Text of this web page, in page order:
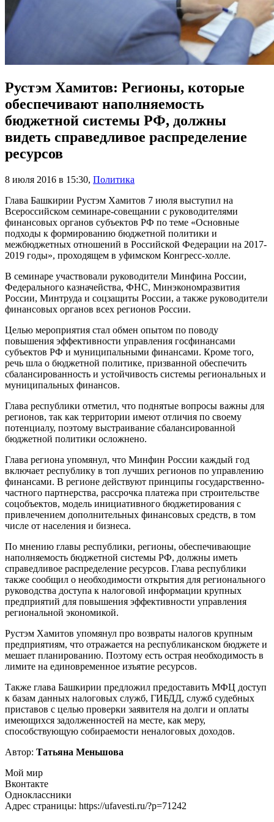
Рустэм Хамитов: Регионы, которые
обеспечивают наполняемость
бюджетной системы РФ, должны
видеть справедливое распределение
ресурсов
8 июля 2016 в 15:30, Политика
Глава Башкирии Рустэм Хамитов 7 июля выступил на
Всероссийском семинаре-совещании с руководителями
финансовых органов субъектов РФ по теме «Основные
подходы к формированию бюджетной политики и
межбюджетных отношений в Российской Федерации на 2017-
2019 годы», проходящем в уфимском Конгресс-холле.
В семинаре участвовали руководители Минфина России,
Федерального казначейства, ФНС, Минэкономразвития
России, Минтруда и соцзащиты России, а также руководители
финансовых органов всех регионов России.
Целью мероприятия стал обмен опытом по поводу
повышения эффективности управления госфинансами
субъектов РФ и муниципальными финансами. Кроме того,
речь шла о бюджетной политике, призванной обеспечить
сбалансированность и устойчивость системы региональных и
муниципальных финансов.
Глава республики отметил, что поднятые вопросы важны для
регионов, так как территории имеют отличия по своему
потенциалу, поэтому выстраивание сбалансированной
бюджетной политики осложнено.
Глава региона упомянул, что Минфин России каждый год
включает республику в топ лучших регионов по управлению
финансами. В регионе действуют принципы государственно-
частного партнерства, рассрочка платежа при строительстве
соцобъектов, модель инициативного бюджетирования с
привлечением дополнительных финансовых средств, в том
числе от населения и бизнеса.
По мнению главы республики, регионы, обеспечивающие
наполняемость бюджетной системы РФ, должны иметь
справедливое распределение ресурсов. Глава республики
также сообщил о необходимости открытия для регионального
руководства доступа к налоговой информации крупных
предприятий для повышения эффективности управления
региональной экономикой.
Рустэм Хамитов упомянул про возвраты налогов крупным
предприятиям, что отражается на республиканском бюджете и
мешает планированию. Поэтому есть острая необходимость в
лимите на единовременное изъятие ресурсов.
Также глава Башкирии предложил предоставить МФЦ доступ
к базам данных налоговых служб, ГИБДД, служб судебных
приставов с целью проверки заявителя на долги и оплаты
имеющихся задолженностей на месте, как меру,
способствующую собираемости неналоговых доходов.
Автор: Татьяна Меньшова
Мой мир
Вконтакте
Одноклассники
Адрес страницы: https://ufavesti.ru/?p=71242